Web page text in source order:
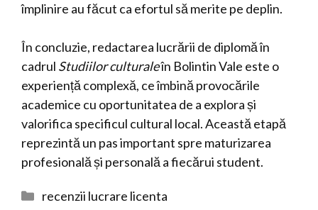
împlinire au făcut ca efortul să merite pe deplin.
În concluzie, redactarea lucrării de diplomă în
cadrul Studiilor culturaleîn Bolintin Vale este o
experiență complexă, ce îmbină provocările
academice cu oportunitatea de a explora și
valorifica specificul cultural local. Această etapă
reprezintă un pas important spre maturizarea
profesională și personală a fiecărui student.
Categorii
recenzii lucrare licenta